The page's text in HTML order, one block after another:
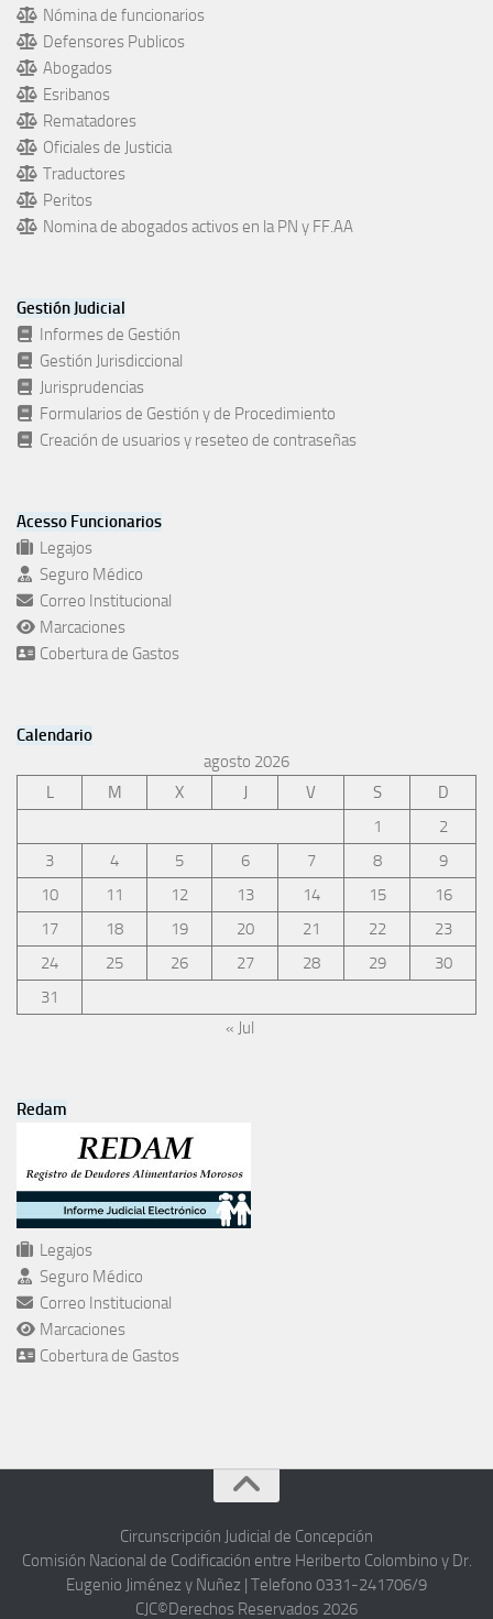
Nómina de funcionarios
Defensores Publicos
Abogados
Esribanos
Rematadores
Oficiales de Justicia
Traductores
Peritos
Nomina de abogados activos en la PN y FF.AA
Gestión Judicial
Informes de Gestión
Gestión Jurisdiccional
Jurisprudencias
Formularios de Gestión y de Procedimiento
Creación de usuarios y reseteo de contraseñas
Acesso Funcionarios
Legajos
Seguro Médico
Correo Institucional
Marcaciones
Cobertura de Gastos
Calendario
agosto 2026
L
M X J V S
D
1
2
3
4 5 6 7 8
9
10
11 12 13 14 15
16
17
18 19 20 21 22
23
24
25 26 27 28 29
30
31
« Jul
Redam
Legajos
Seguro Médico
Correo Institucional
Marcaciones
Cobertura de Gastos
Circunscripción Judicial de Concepción
Comisión Nacional de Codificación entre Heriberto Colombino y Dr.
Eugenio Jiménez y Nuñez | Telefono 0331-241706/9
CJC©Derechos Reservados 2026